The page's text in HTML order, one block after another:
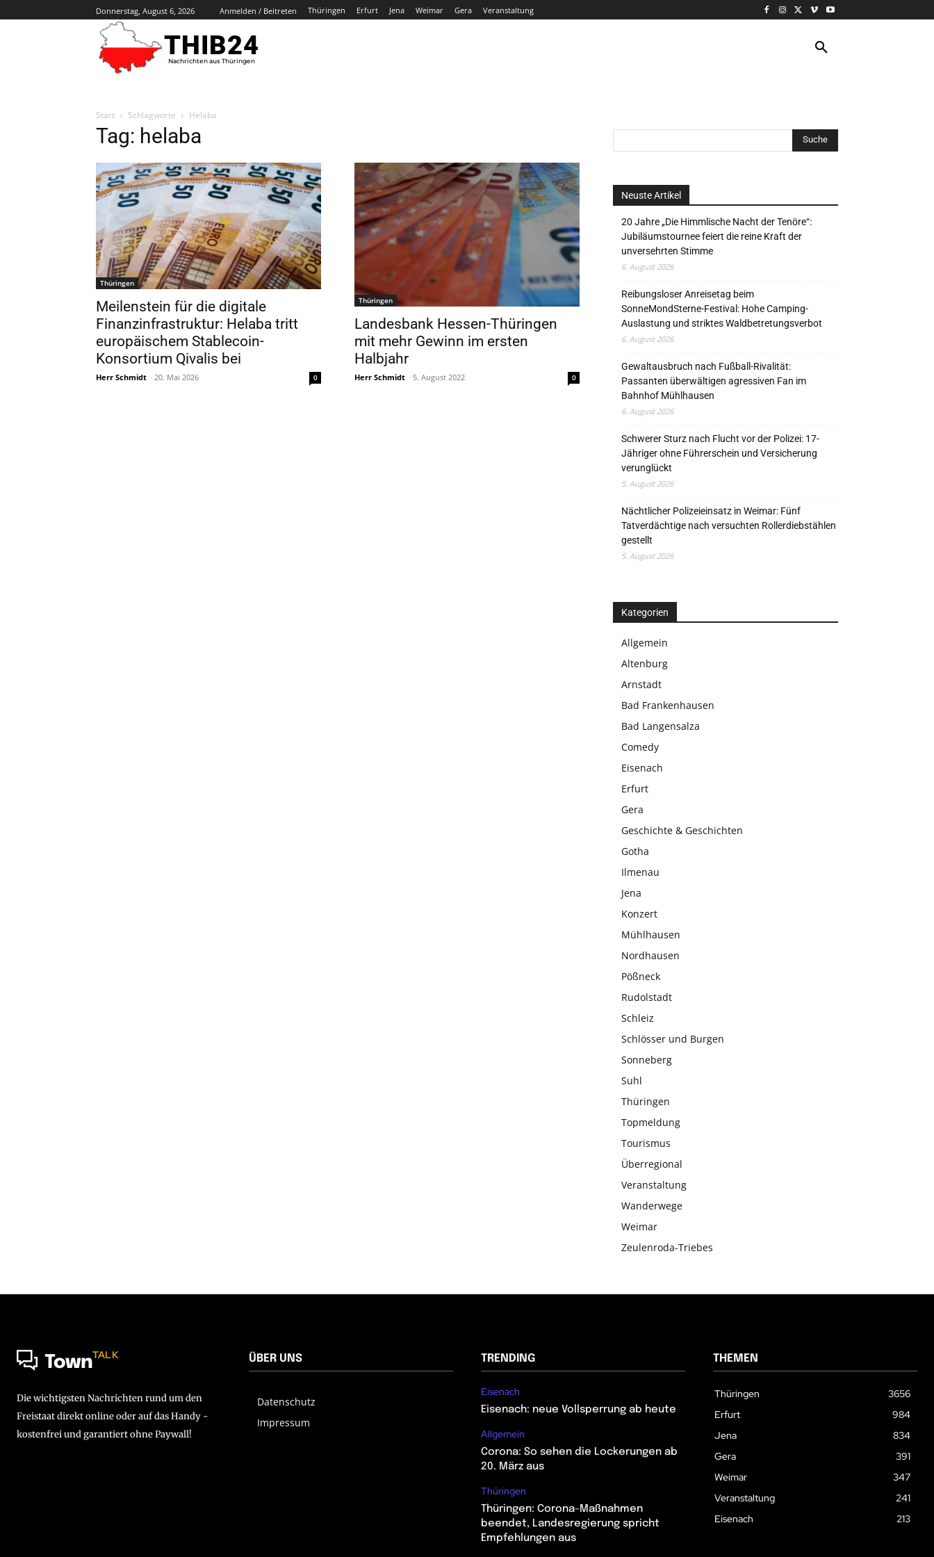
Donnerstag, August 6, 2026 Anmelden / Beitreten Thüringen Erfurt Jena Weimar Gera Veranstaltung
THIB24
Nachrichten aus Thüringen
Start Schlagworte Helaba
Tag: helaba
Thüringen
Meilenstein für die digitale
Finanzinfrastruktur: Helaba tritt
europäischem Stablecoin-
Konsortium Qivalis bei
Herr Schmidt - 20. Mai 2026 0
Thüringen
Landesbank Hessen-Thüringen
mit mehr Gewinn im ersten
Halbjahr
Herr Schmidt - 5. August 2022 0
Neuste Artikel
20 Jahre „Die Himmlische Nacht der Tenöre“:
Jubiläumstournee feiert die reine Kraft der
unversehrten Stimme
6. August 2026
Reibungsloser Anreisetag beim
SonneMondSterne-Festival: Hohe Camping-
Auslastung und striktes Waldbetretungsverbot
6. August 2026
Gewaltausbruch nach Fußball-Rivalität:
Passanten überwältigen agressiven Fan im
Bahnhof Mühlhausen
6. August 2026
Schwerer Sturz nach Flucht vor der Polizei: 17-
Jähriger ohne Führerschein und Versicherung
verunglückt
5. August 2026
Nächtlicher Polizeieinsatz in Weimar: Fünf
Tatverdächtige nach versuchten Rollerdiebstählen
gestellt
5. August 2026
Kategorien
Allgemein
Altenburg
Arnstadt
Bad Frankenhausen
Bad Langensalza
Comedy
Eisenach
Erfurt
Gera
Geschichte & Geschichten
Gotha
Ilmenau
Jena
Konzert
Mühlhausen
Nordhausen
Pößneck
Rudolstadt
Schleiz
Schlösser und Burgen
Sonneberg
Suhl
Thüringen
Topmeldung
Tourismus
Überregional
Veranstaltung
Wanderwege
Weimar
Zeulenroda-Triebes
TownTALK
Die wichtigsten Nachrichten rund um den
Freistaat direkt online oder auf das Handy -
kostenfrei und garantiert ohne Paywall!
ÜBER UNS
Datenschutz
Impressum
TRENDING
Eisenach
Eisenach: neue Vollsperrung ab heute
Allgemein
Corona: So sehen die Lockerungen ab
20. März aus
Thüringen
Thüringen: Corona-Maßnahmen
beendet, Landesregierung spricht
Empfehlungen aus
THEMEN
Thüringen
3656
Erfurt
984
Jena
834
Gera
391
Weimar
347
Veranstaltung
241
Eisenach
213